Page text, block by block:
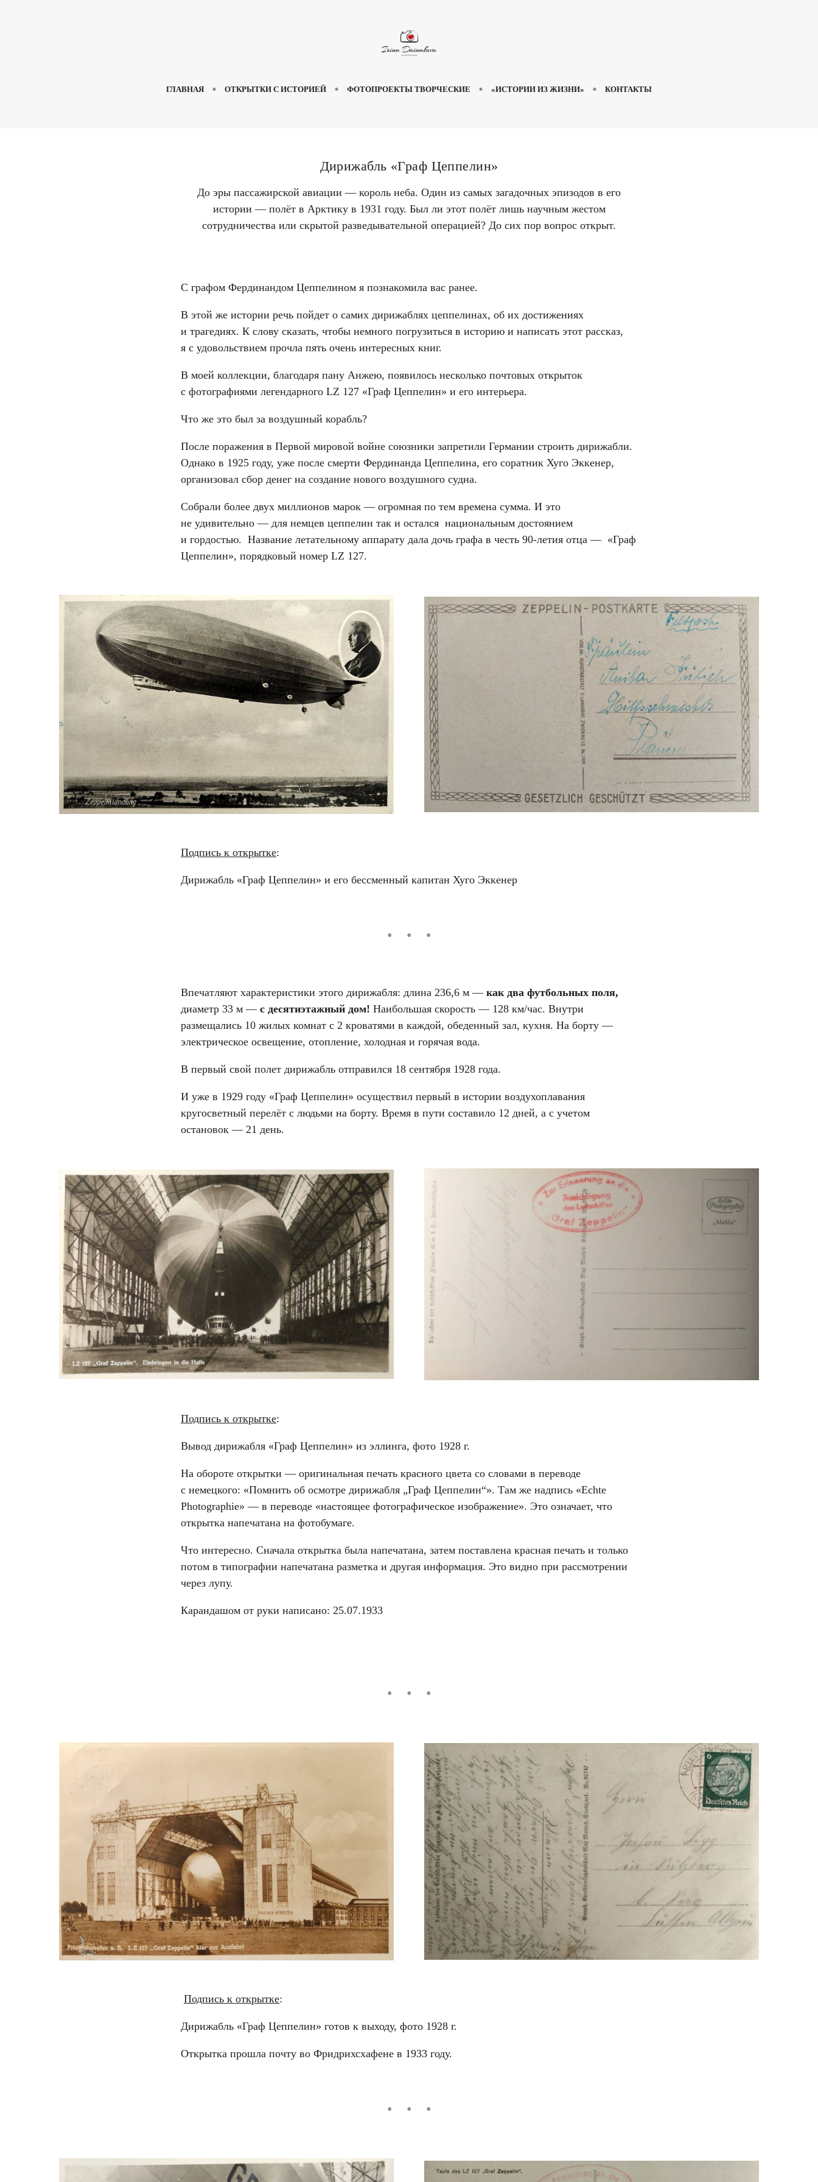
ГЛАВНАЯ ОТКРЫТКИ С ИСТОРИЕЙ ФОТОПРОЕКТЫ ТВОРЧЕСКИЕ «ИСТОРИИ ИЗ ЖИЗНИ» КОНТАКТЫ
Дирижабль «Граф Цеппелин»
До эры пассажирской авиации — король неба. Один из самых загадочных эпизодов в его
истории — полёт в Арктику в 1931 году. Был ли этот полёт лишь научным жестом
сотрудничества или скрытой разведывательной операцией? До сих пор вопрос открыт.
C графом Фердинандом Цеппелином я познакомила вас ранее.
В этой же истории речь пойдет о самих дирижаблях цеппелинах, об их достижениях
и трагедиях. К слову сказать, чтобы немного погрузиться в историю и написать этот рассказ,
я с удовольствием прочла пять очень интересных книг.
В моей коллекции, благодаря пану Анжею, появилось несколько почтовых открыток
с фотографиями легендарного LZ 127 «Граф Цеппелин» и его интерьера.
Что же это был за воздушный корабль?
После поражения в Первой мировой войне союзники запретили Германии строить дирижабли.
Однако в 1925 году, уже после смерти Фердинанда Цеппелина, его соратник Хуго Эккенер,
организовал сбор денег на создание нового воздушного судна.
Собрали более двух миллионов марок — огромная по тем времена сумма. И это
не удивительно — для немцев цеппелин так и остался национальным достоянием
и гордостью. Название летательному аппарату дала дочь графа в честь 90-летия отца — «Граф
Цеппелин», порядковый номер LZ 127.
Подпись к открытке:
Дирижабль «Граф Цеппелин» и его бессменный капитан Хуго Эккенер
Впечатляют характеристики этого дирижабля: длина 236,6 м — как два футбольных поля,
диаметр 33 м — с десятиэтажный дом! Наибольшая скорость — 128 км/час. Внутри
размещались 10 жилых комнат с 2 кроватями в каждой, обеденный зал, кухня. На борту —
электрическое освещение, отопление, холодная и горячая вода.
В первый свой полет дирижабль отправился 18 сентября 1928 года.
И уже в 1929 году «Граф Цеппелин» осуществил первый в истории воздухоплавания
кругосветный перелёт с людьми на борту. Время в пути составило 12 дней, а с учетом
остановок — 21 день.
Подпись к открытке:
Вывод дирижабля «Граф Цеппелин» из эллинга, фото 1928 г.
На обороте открытки — оригинальная печать красного цвета со словами в переводе
с немецкого: «Помнить об осмотре дирижабля „Граф Цеппелин“». Там же надпись «Echte
Photographie» — в переводе «настоящее фотографическое изображение». Это означает, что
открытка напечатана на фотобумаге.
Что интересно. Сначала открытка была напечатана, затем поставлена красная печать и только
потом в типографии напечатана разметка и другая информация. Это видно при рассмотрении
через лупу.
Карандашом от руки написано: 25.07.1933
Подпись к открытке:
Дирижабль «Граф Цеппелин» готов к выходу, фото 1928 г.
Открытка прошла почту во Фридрихсхафене в 1933 году.